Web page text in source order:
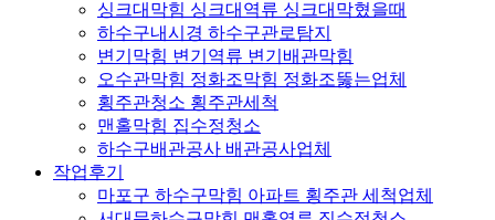
싱크대막힘 싱크대역류 싱크대막혔을때
하수구내시경 하수구관로탐지
변기막힘 변기역류 변기배관막힘
오수관막힘 정화조막힘 정화조뚫는업체
횡주관청소 횡주관세척
맨홀막힘 집수정청소
하수구배관공사 배관공사업체
작업후기
마포구 하수구막힘 아파트 횡주관 세척업체